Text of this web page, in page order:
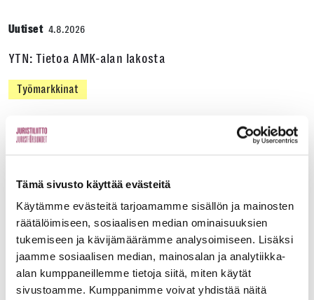
Tämä sivusto käyttää evästeitä
Käytämme evästeitä tarjoamamme sisällön ja mainosten
räätälöimiseen, sosiaalisen median ominaisuuksien
tukemiseen ja kävijämäärämme analysoimiseen. Lisäksi
jaamme sosiaalisen median, mainosalan ja analytiikka-
alan kumppaneillemme tietoja siitä, miten käytät
sivustoamme. Kumppanimme voivat yhdistää näitä
Uutiset 4.8.2026
YTN: Tietoa AMK-alan lakosta
Työmarkkinat
Uutiset
oikeustieteellisen opetuksen ja tutkimuksen
kustannuksella
Edunvalvonta
Uutiset 15.6.2026